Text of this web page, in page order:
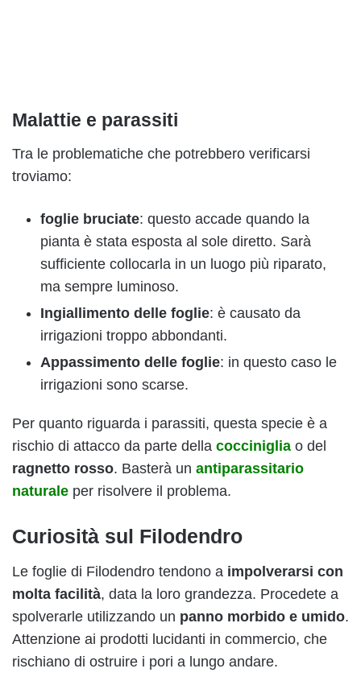
Malattie e parassiti
Tra le problematiche che potrebbero verificarsi
troviamo:
foglie bruciate: questo accade quando la
pianta è stata esposta al sole diretto. Sarà
sufficiente collocarla in un luogo più riparato,
ma sempre luminoso.
Ingiallimento delle foglie: è causato da
irrigazioni troppo abbondanti.
Appassimento delle foglie: in questo caso le
irrigazioni sono scarse.
Per quanto riguarda i parassiti, questa specie è a
rischio di attacco da parte della cocciniglia o del
ragnetto rosso. Basterà un antiparassitario
naturale per risolvere il problema.
Curiosità sul Filodendro
Le foglie di Filodendro tendono a impolverarsi con
molta facilità, data la loro grandezza. Procedete a
spolverarle utilizzando un panno morbido e umido.
Attenzione ai prodotti lucidanti in commercio, che
rischiano di ostruire i pori a lungo andare.